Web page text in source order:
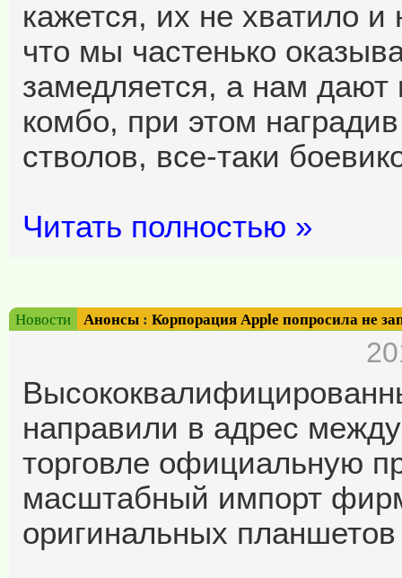
кажется, их не хватило
что мы частенько
замедляется, а нам
комбо, при этом
стволов, все-таки
Читать полностью »
Новости Анонсы : Корпорация Apple попросила не
направили в адрес
торговле официальную
масштабный импорт
оригинальных